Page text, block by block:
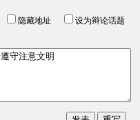
隐藏地址
设为辩论话题